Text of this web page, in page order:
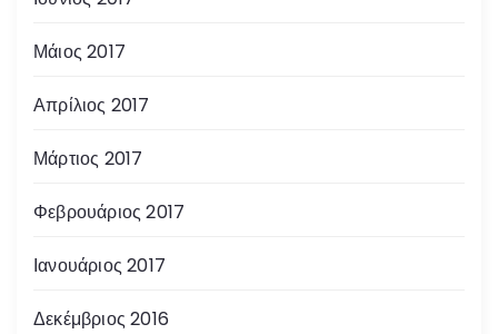
Μάιος 2017
Απρίλιος 2017
Μάρτιος 2017
Φεβρουάριος 2017
Ιανουάριος 2017
Δεκέμβριος 2016